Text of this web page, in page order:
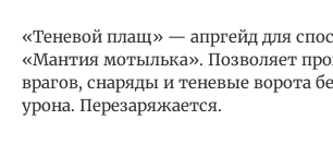
«Теневой плащ» — апргейд для
«Мантия мотылька». Позволяет
врагов, снаряды и теневые ворота
урона. Перезаряжается.